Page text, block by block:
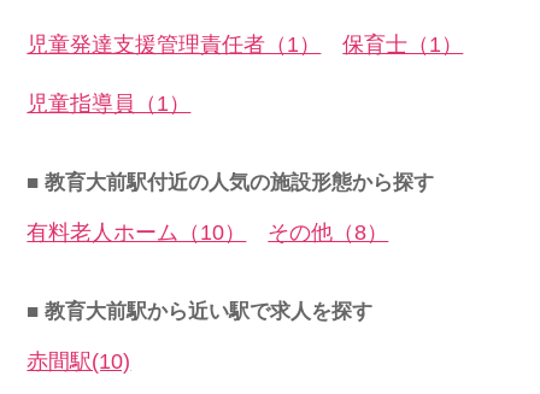
児童発達支援管理責任者（1） 保育士（1）
児童指導員（1）
■ 教育大前駅付近の人気の施設形態から探す
有料老人ホーム（10） その他（8）
■ 教育大前駅から近い駅で求人を探す
赤間駅(10)